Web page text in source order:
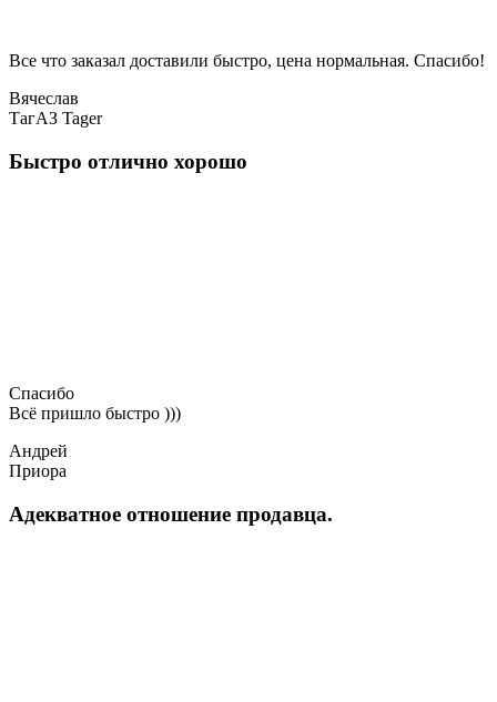
Все что заказал доставили быстро, цена нормальная. Спасибо!
Вячеслав
ТагАЗ Tager
Быстро отлично хорошо
Спасибо
Всё пришло быстро )))
Андрей
Приора
Адекватное отношение продавца.